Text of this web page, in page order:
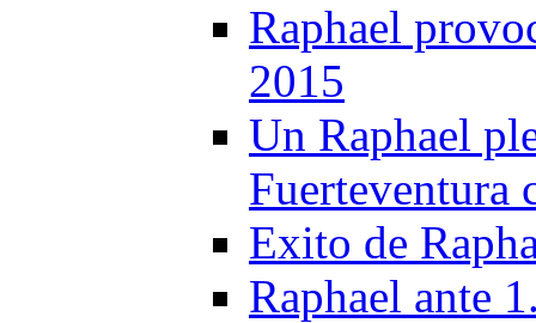
Raphael
2015
Un Raphael
Fuerteventura
Exito de
Raphael ante